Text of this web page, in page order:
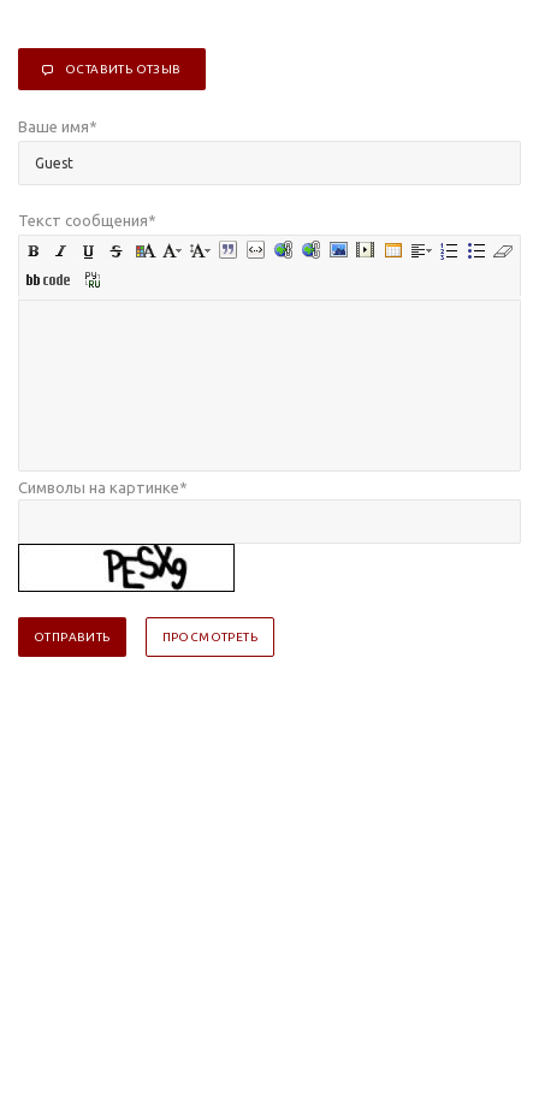
ОСТАВИТЬ ОТЗЫВ
Ваше имя*
Текст сообщения*
Символы на картинке*